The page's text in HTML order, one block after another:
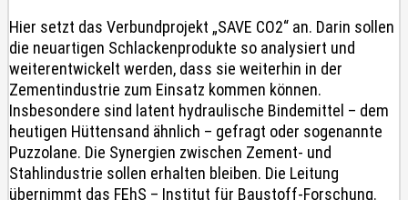
Hier setzt das Verbundprojekt „SAVE CO2“ an. Darin sollen
die neuartigen Schlackenprodukte so analysiert und
weiterentwickelt werden, dass sie weiterhin in der
Zementindustrie zum Einsatz kommen können.
Insbesondere sind latent hydraulische Bindemittel – dem
heutigen Hüttensand ähnlich – gefragt oder sogenannte
Puzzolane. Die Synergien zwischen Zement- und
Stahlindustrie sollen erhalten bleiben. Die Leitung
übernimmt das FEhS – Institut für Baustoff-Forschung.